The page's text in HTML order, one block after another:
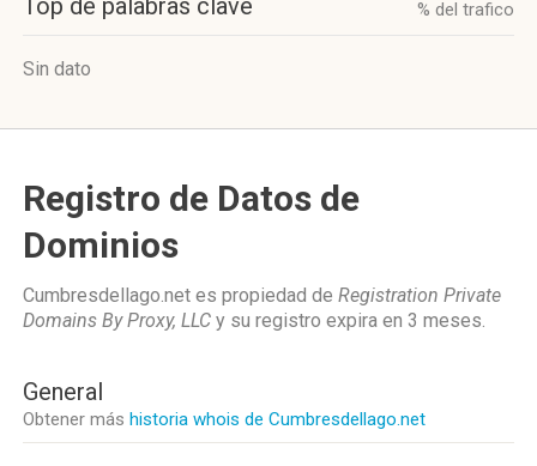
Top de palabras clave % del trafico
Sin dato
Registro de Datos de
Dominios
Cumbresdellago.net es propiedad de Registration Private
Domains By Proxy, LLC y su registro expira en 3 meses.
General
Obtener más historia whois de Cumbresdellago.net